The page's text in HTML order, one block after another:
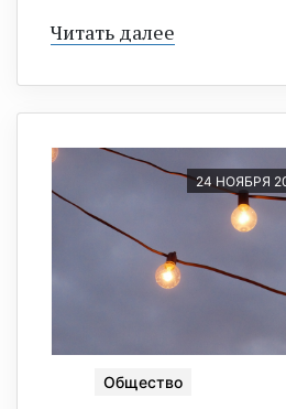
Читать далее
24 НОЯБРЯ
Общество